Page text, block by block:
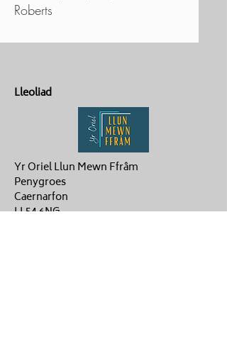
Roberts
Lleoliad
Yr Oriel Llun Mewn Ffrâm
Penygroes
Caernarfon
LL54 6NG